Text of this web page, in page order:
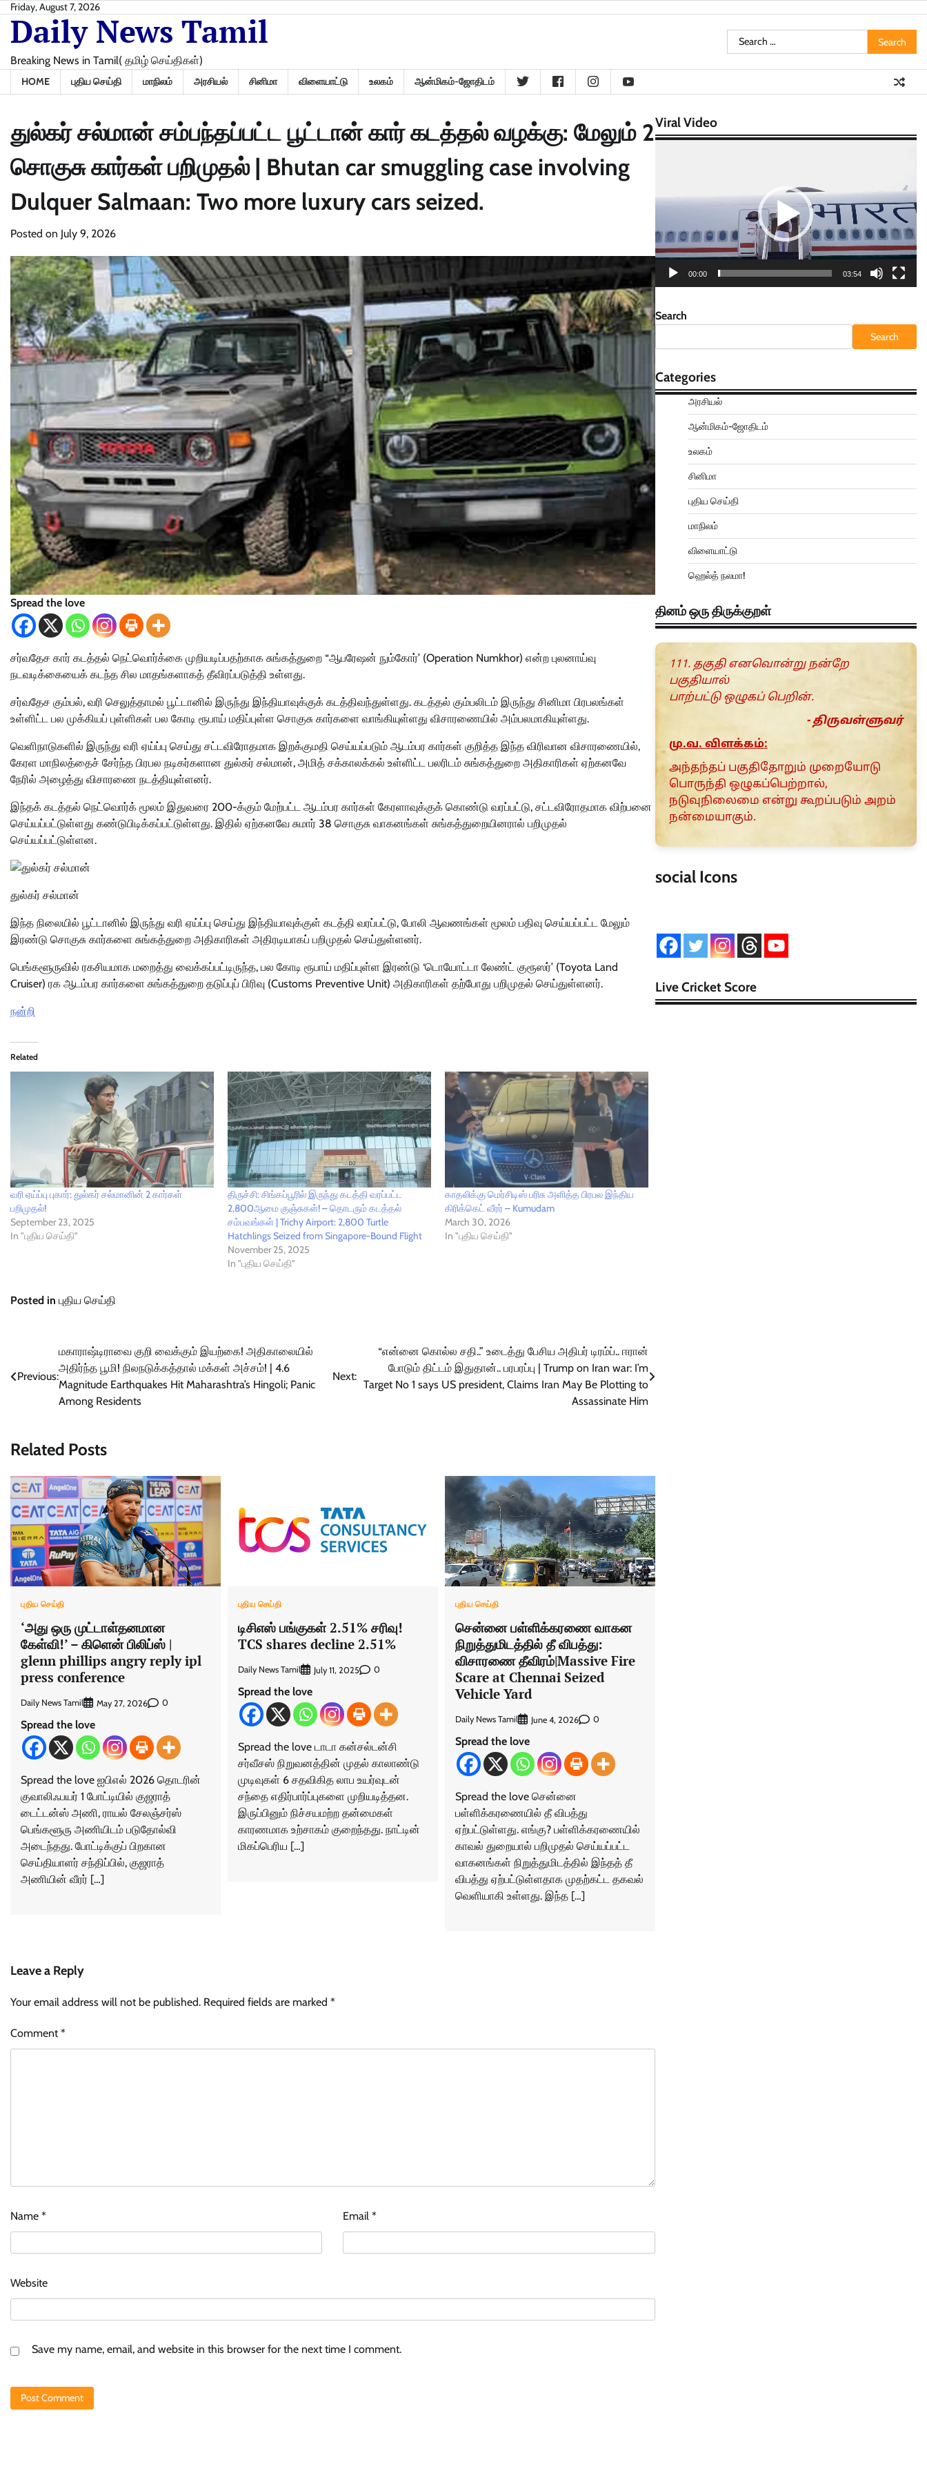
Skip
content
Friday, August 7, 2026
Daily News Tamil
Breaking News in Tamil( தமிழ் செய்திகள்)
Search
for:
HOME புதிய செய்தி மாநிலம் அரசியல் சினிமா விளையாட்டு உலகம் ஆன்மிகம்-ஜோதிடம்
துல்கர் சல்மான் சம்பந்தப்பட்ட பூட்டான் கார் கடத்தல் வழக்கு: மேலும் 2
சொகுசு கார்கள் பறிமுதல் | Bhutan car smuggling case involving
Dulquer Salmaan: Two more luxury cars seized.
Posted on July 9, 2026
Spread the love
சர்வதேச கார் கடத்தல் நெட்வொர்க்கை முறியடிப்பதற்காக சுங்கத்துறை “ஆபரேஷன் நும்கோர்’ (Operation Numkhor) என்ற புலனாய்வு
நடவடிக்கையைக் கடந்த சில மாதங்களாகத் தீவிரப்படுத்தி உள்ளது.
சர்வதேச கும்பல், வரி செலுத்தாமல் பூட்டானில் இருந்து இந்தியாவுக்குக் கடத்திவந்துள்ளது. கடத்தல் கும்பலிடம் இருந்து சினிமா பிரபலங்கள்
உள்ளிட்ட பல முக்கியப் புள்ளிகள் பல கோடி ரூபாய் மதிப்புள்ள சொகுசு கார்களை வாங்கியுள்ளது விசாரணையில் அம்பலமாகியுள்ளது.
வெளிநாடுகளில் இருந்து வரி ஏய்ப்பு செய்து சட்டவிரோதமாக இறக்குமதி செய்யப்படும் ஆடம்பர கார்கள் குறித்த இந்த விரிவான விசாரணையில்,
கேரள மாநிலத்தைச் சேர்ந்த பிரபல நடிகர்களான துல்கர் சல்மான், அமித் சக்காலக்கல் உள்ளிட்ட பலரிடம் சுங்கத்துறை அதிகாரிகள் ஏற்கனவே
நேரில் அழைத்து விசாரணை நடத்தியுள்ளனர்.
இந்தக் கடத்தல் நெட்வொர்க் மூலம் இதுவரை 200-க்கும் மேற்பட்ட ஆடம்பர கார்கள் கேரளாவுக்குக் கொண்டு வரப்பட்டு, சட்டவிரோதமாக விற்பனை
செய்யப்பட்டுள்ளது கண்டுபிடிக்கப்பட்டுள்ளது. இதில் ஏற்கனவே சுமார் 38 சொகுசு வாகனங்கள் சுங்கத்துறையினரால் பறிமுதல்
செய்யப்பட்டுள்ளன.
துல்கர் சல்மான்
இந்த நிலையில் பூட்டானில் இருந்து வரி ஏய்ப்பு செய்து இந்தியாவுக்குள் கடத்தி வரப்பட்டு, போலி ஆவணங்கள் மூலம் பதிவு செய்யப்பட்ட மேலும்
இரண்டு சொகுசு கார்களை சுங்கத்துறை அதிகாரிகள் அதிரடியாகப் பறிமுதல் செய்துள்ளனர்.
பெங்களூருவில் ரகசியமாக மறைத்து வைக்கப்பட்டிருந்த, பல கோடி ரூபாய் மதிப்புள்ள இரண்டு ‘டொயோட்டா லேண்ட் குரூஸர்’ (Toyota Land
Cruiser) ரக ஆடம்பர கார்களை சுங்கத்துறை தடுப்புப் பிரிவு (Customs Preventive Unit) அதிகாரிகள் தற்போது பறிமுதல் செய்துள்ளனர்.
நன்றி
Related
வரி ஏய்ப்பு புகார்: துல்கர் சல்மானின் 2 கார்கள்
பறிமுதல்!
September 23, 2025
In "புதிய செய்தி"
திருச்சி: சிங்கப்பூரில் இருந்து கடத்தி வரப்பட்ட
2,800ஆமை குஞ்சுகள்! – தொடரும் கடத்தல்
சம்பவங்கள் | Trichy Airport: 2,800 Turtle
Hatchlings Seized from Singapore-Bound Flight
November 25, 2025
In "புதிய செய்தி"
காதலிக்கு மெர்சிடிஸ் பரிசு அளித்த பிரபல இந்திய
கிரிக்கெட் வீரர் – Kumudam
March 30, 2026
In "புதிய செய்தி"
Posted in புதிய செய்தி
navigation
Previous:
மகாராஷ்டிராவை குறி வைக்கும் இயற்கை! அதிகாலையில்
அதிர்ந்த பூமி! நிலநடுக்கத்தால் மக்கள் அச்சம்! | 4.6
Magnitude Earthquakes Hit Maharashtra’s Hingoli; Panic
Among Residents
Next:
“என்னை கொல்ல சதி..” உடைத்து பேசிய அதிபர் டிரம்ப்.. ஈரான்
போடும் திட்டம் இதுதான்.. பரபரப்பு | Trump on Iran war: I’m
Target No 1 says US president, Claims Iran May Be Plotting to
Assassinate Him
Related Posts
புதிய செய்தி
‘அது ஒரு முட்டாள்தனமான
கேள்வி!’ – கிளென் பிலிப்ஸ் |
glenn phillips angry reply ipl
press conference
Daily News Tamil May 27, 2026 0
Spread the love
Spread the love ஐபிஎல் 2026 தொடரின்
குவாலிஃபயர் 1 போட்டியில் குஜராத்
டைட்டன்ஸ் அணி, ராயல் சேலஞ்சர்ஸ்
பெங்களூரு அணியிடம் படுதோல்வி
அடைந்தது. போட்டிக்குப் பிறகான
செய்தியாளர் சந்திப்பில், குஜராத்
அணியின் வீரர் […]
புதிய செய்தி
டிசிஎஸ் பங்குகள் 2.51% சரிவு!
TCS shares decline 2.51%
Daily News Tamil July 11, 2025 0
Spread the love
Spread the love டாடா கன்சல்டன்சி
சர்வீசஸ் நிறுவனத்தின் முதல் காலாண்டு
முடிவுகள் 6 சதவிகித லாப உயர்வுடன்
சந்தை எதிர்பார்ப்புகளை முறியடித்தன.
இருப்பினும் நிச்சயமற்ற தன்மைகள்
காரணமாக உற்சாகம் குறைந்தது. நாட்டின்
மிகப்பெரிய […]
புதிய செய்தி
சென்னை பள்ளிக்கரணை வாகன
நிறுத்துமிடத்தில் தீ விபத்து:
விசாரணை தீவிரம்|Massive Fire
Scare at Chennai Seized
Vehicle Yard
Daily News Tamil June 4, 2026 0
Spread the love
Spread the love சென்னை
பள்ளிக்கரணையில் தீ விபத்து
ஏற்பட்டுள்ளது. எங்கு? பள்ளிக்கரணையில்
காவல் துறையால் பறிமுதல் செய்யப்பட்ட
வாகனங்கள் நிறுத்துமிடத்தில் இந்தத் தீ
விபத்து ஏற்பட்டுள்ளதாக முதற்கட்ட தகவல்
வெளியாகி உள்ளது. இந்த […]
Leave a Reply
Your email address will not be published. Required fields are marked *
Comment*
Name * Email*
Website
Save my name, email, and website in this browser for the next time I comment.
Viral Video
00:00 03:54
Search
Search
Categories
அரசியல்
ஆன்மிகம்-ஜோதிடம்
உலகம்
சினிமா
புதிய செய்தி
மாநிலம்
விளையாட்டு
ஹெல்த் நலமா!
தினம் ஒரு திருக்குறள்
111. தகுதி எனவொன்று நன்றே
பகுதியால்
பாற்பட்டு ஒழுகப் பெறின்.
- திருவள்ளுவர்
மு.வ. விளக்கம்:
அந்தந்தப் பகுதிதோறும் முறையோடு
பொருந்தி ஒழுகப்பெற்றால்,
நடுவுநிலைமை என்று கூறப்படும் அறம்
நன்மையாகும்.
social Icons
Live Cricket Score